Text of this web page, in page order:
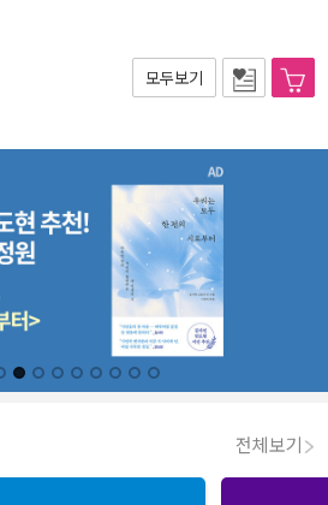
모두보기
전체보기